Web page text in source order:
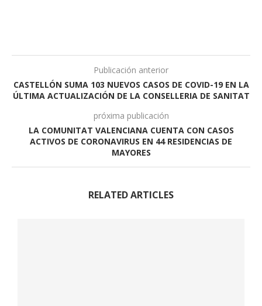
Publicación anterior
CASTELLÓN SUMA 103 NUEVOS CASOS DE COVID-19 EN LA
ÚLTIMA ACTUALIZACIÓN DE LA CONSELLERIA DE SANITAT
próxima publicación
LA COMUNITAT VALENCIANA CUENTA CON CASOS
ACTIVOS DE CORONAVIRUS EN 44 RESIDENCIAS DE
MAYORES
RELATED ARTICLES